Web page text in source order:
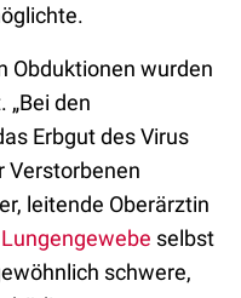
Obduktionen wurden
„Bei den
Erbgut des Virus
Verstorbenen
leitende Oberärztin
Lungengewebe selbst
schwere,